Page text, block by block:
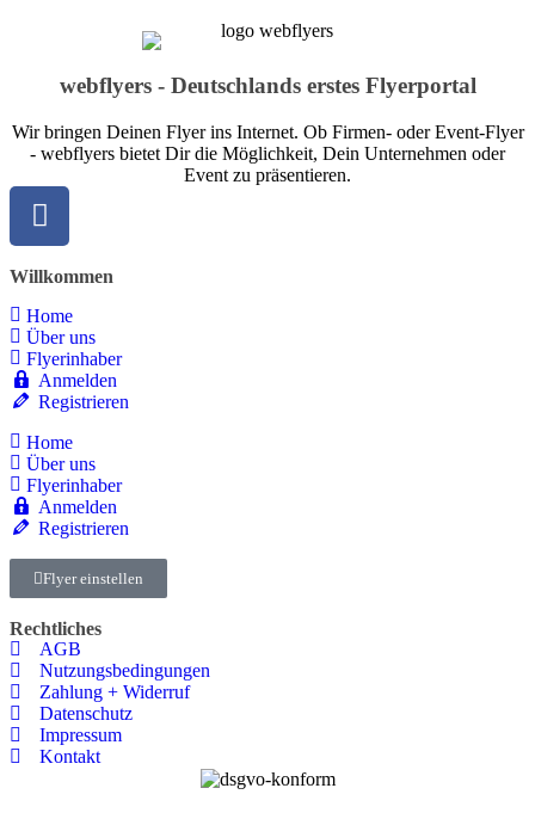
webflyers - Deutschlands erstes Flyerportal
Wir bringen Deinen Flyer ins Internet. Ob Firmen- oder Event-Flyer
- webflyers bietet Dir die Möglichkeit, Dein Unternehmen oder
Event zu präsentieren.
Willkommen
Home
Über uns
Flyerinhaber
Anmelden
Registrieren
Home
Über uns
Flyerinhaber
Anmelden
Registrieren
Flyer einstellen
Rechtliches
AGB
Nutzungsbedingungen
Zahlung + Widerruf
Datenschutz
Impressum
Kontakt